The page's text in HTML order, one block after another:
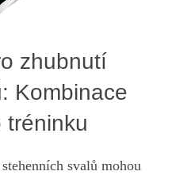
zhubnutí
Kombinace
tréninku
svalů mohou